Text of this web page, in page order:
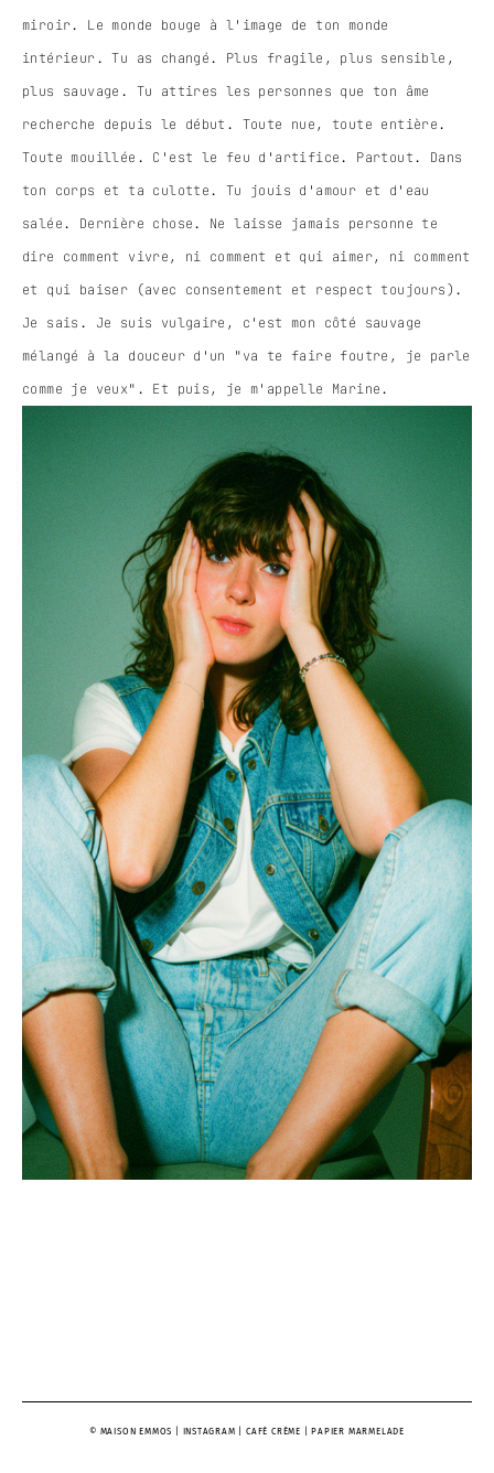
miroir. Le monde bouge à l'image de ton monde
intérieur. Tu as changé. Plus fragile, plus sensible,
plus sauvage. Tu attires les personnes que ton âme
recherche depuis le début. Toute nue, toute entière.
Toute mouillée. C'est le feu d'artifice. Partout. Dans
ton corps et ta culotte. Tu jouis d'amour et d'eau
salée. Dernière chose. Ne laisse jamais personne te
dire comment vivre, ni comment et qui aimer, ni comment
et qui baiser (avec consentement et respect toujours).
Je sais. Je suis vulgaire, c'est mon côté sauvage
mélangé à la douceur d'un "va te faire foutre, je parle
comme je veux". Et puis, je m'appelle Marine.
© MAISON EMMOS | INSTAGRAM | CAFÉ CRÈME | PAPIER MARMELADE